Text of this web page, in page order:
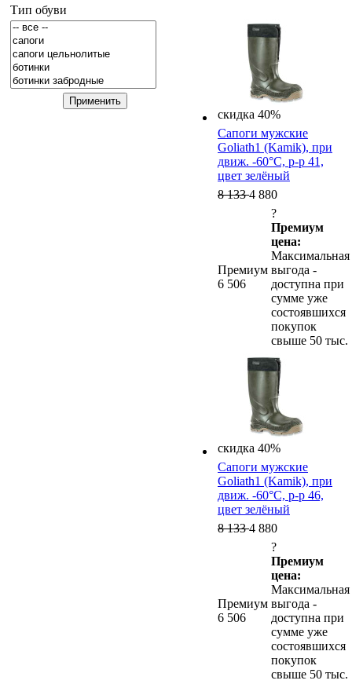
Тип обуви
скидка 40%
Сапоги мужские
Goliath1 (Kamik), при
движ. -60°C, р-р 41,
цвет зелёный
8 1334 880
Премиум
6 506
?
Премиум
цена:
Максимальная
выгода -
доступна при
сумме уже
состоявшихся
покупок
свыше 50 тыс.
скидка 40%
Сапоги мужские
Goliath1 (Kamik), при
движ. -60°C, р-р 46,
цвет зелёный
8 1334 880
Премиум
6 506
?
Премиум
цена:
Максимальная
выгода -
доступна при
сумме уже
состоявшихся
покупок
свыше 50 тыс.